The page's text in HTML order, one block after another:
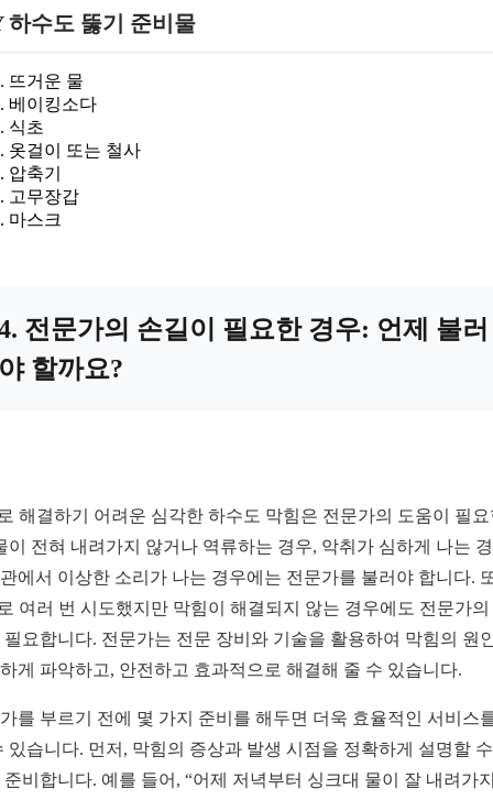
하수도 뚫기 준비물
뜨거운 물
베이킹소다
식초
옷걸이 또는 철사
압축기
고무장갑
마스크
전문가의 손길이 필요한 경우: 언제 불러
할까요?
해결하기 어려운 심각한 하수도 막힘은 전문가의 도움이 필
이 전혀 내려가지 않거나 역류하는 경우, 악취가 심하게 나는
에서 이상한 소리가 나는 경우에는 전문가를 불러야 합니다.
여러 번 시도했지만 막힘이 해결되지 않는 경우에도 전문가의
필요합니다. 전문가는 전문 장비와 기술을 활용하여 막힘의 원
게 파악하고, 안전하고 효과적으로 해결해 줄 수 있습니다.
를 부르기 전에 몇 가지 준비를 해두면 더욱 효율적인 서비스
있습니다. 먼저, 막힘의 증상과 발생 시점을 정확하게 설명할
준비합니다. 예를 들어, “어제 저녁부터 싱크대 물이 잘 내려가